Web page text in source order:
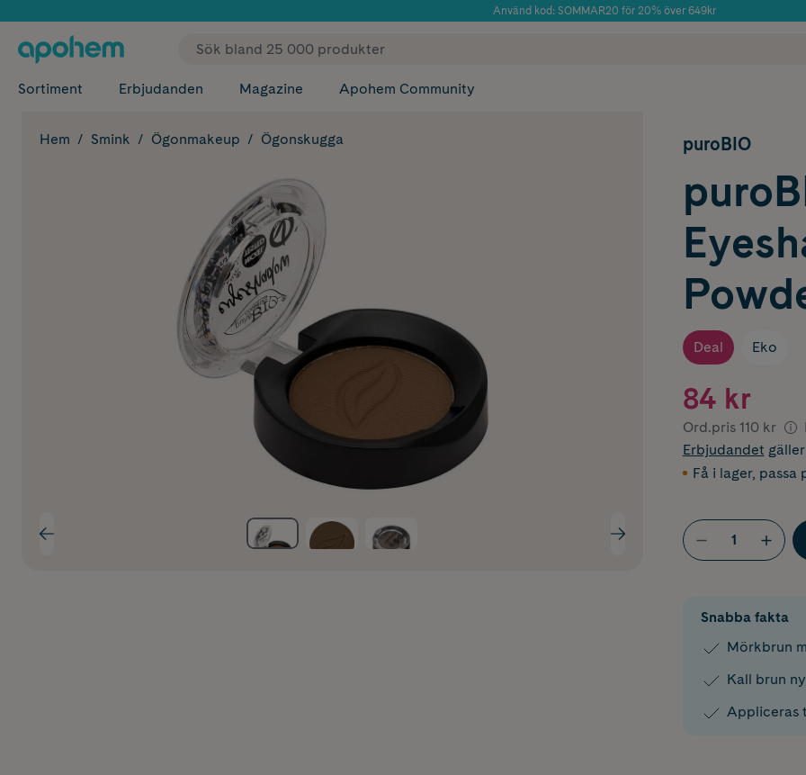
Använd kod: SOMMAR20 för 20% över 649kr
✓ Fri frakt
Sortiment Erbjudanden Magazine Apohem Community
Hem Smink Ögonmakeup Ögonskugga puroBIO
Deal Eko
84 kr
Ord.pris 110 kr
Erbjudandet
Få i lager, passa
Snabba fakta
Mörkbrun
Kall brun
Appliceras